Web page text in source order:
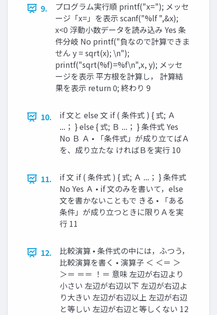
9.
プログラム実行順 printf("x="); メッセ
ージ「x=」を表示 scanf("%lf ",&x);
x<0 浮動小数データを読み込み Yes 条
件分岐 No printf("負なので計算できま
せん y = sqrt(x); \n");
printf("sqrt(%f)=%f\n",x, y); メッセ
ージを表示 平方根を計算し， 計算結
果を表示 return 0; 終わり 9
10.
if 文と else 文 if ( 条件式 ) { 式; Ａ
...； } else { 式; Ｂ ...； } 条件式 Yes
No Ｂ Ａ • 「条件式」が成り立てばＡ
を、成り立たな ければＢを実行 10
11.
if 文 if ( 条件式 ) { 式; Ａ ...； } 条件式
No Yes Ａ • if 文のみを書いて，else
文を書かないこともで きる • 「ある
条件」が成り立つときに限りＡを実
行 11
12.
比較演算 • 条件式の中には，ふつう，
比較演算を書く • 演算子 ＜ ＜＝ ＞
＞＝ ＝＝ ！＝ 意味 左辺が右辺より
小さい 左辺が右辺以下 左辺が右辺よ
り大きい 左辺が右辺以上 左辺が右辺
と等しい 左辺が右辺と等しくない 12